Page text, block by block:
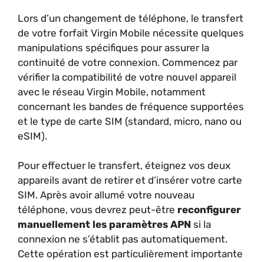
Lors d’un changement de téléphone, le transfert
de votre forfait Virgin Mobile nécessite quelques
manipulations spécifiques pour assurer la
continuité de votre connexion. Commencez par
vérifier la compatibilité de votre nouvel appareil
avec le réseau Virgin Mobile, notamment
concernant les bandes de fréquence supportées
et le type de carte SIM (standard, micro, nano ou
eSIM).
Pour effectuer le transfert, éteignez vos deux
appareils avant de retirer et d’insérer votre carte
SIM. Après avoir allumé votre nouveau
téléphone, vous devrez peut-être reconfigurer
manuellement les paramètres APN si la
connexion ne s’établit pas automatiquement.
Cette opération est particulièrement importante